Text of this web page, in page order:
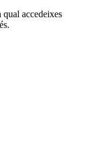
accedeixes